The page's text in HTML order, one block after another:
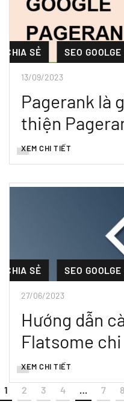
CHIA SẺ SEO GOOLGE
13/09/2023
Pagerank là
thiện
XEM CHI TIẾT
CHIA SẺ SEO GOOLGE
27/06/2023
Hướng dẫn
Flatsome
XEM CHI TIẾT
1 2 3 4 … 7 8